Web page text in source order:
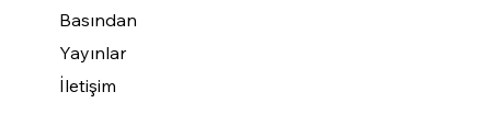
Basından
Yayınlar
İletişim